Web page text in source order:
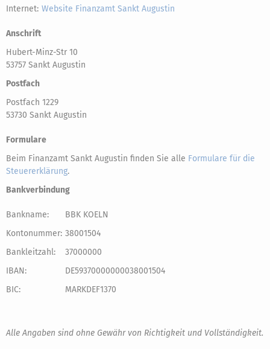
Internet: Website Finanzamt Sankt Augustin
Anschrift
Hubert-Minz-Str 10
53757 Sankt Augustin
Postfach
Postfach 1229
53730 Sankt Augustin
Formulare
Beim Finanzamt Sankt Augustin finden Sie alle Formulare für die
Steuererklärung.
Bankverbindung
Bankname:
BBK KOELN
Kontonummer: 38001504
Bankleitzahl:
37000000
IBAN:
DE59370000000038001504
BIC:
MARKDEF1370
Alle Angaben sind ohne Gewähr von Richtigkeit und Vollständigkeit.